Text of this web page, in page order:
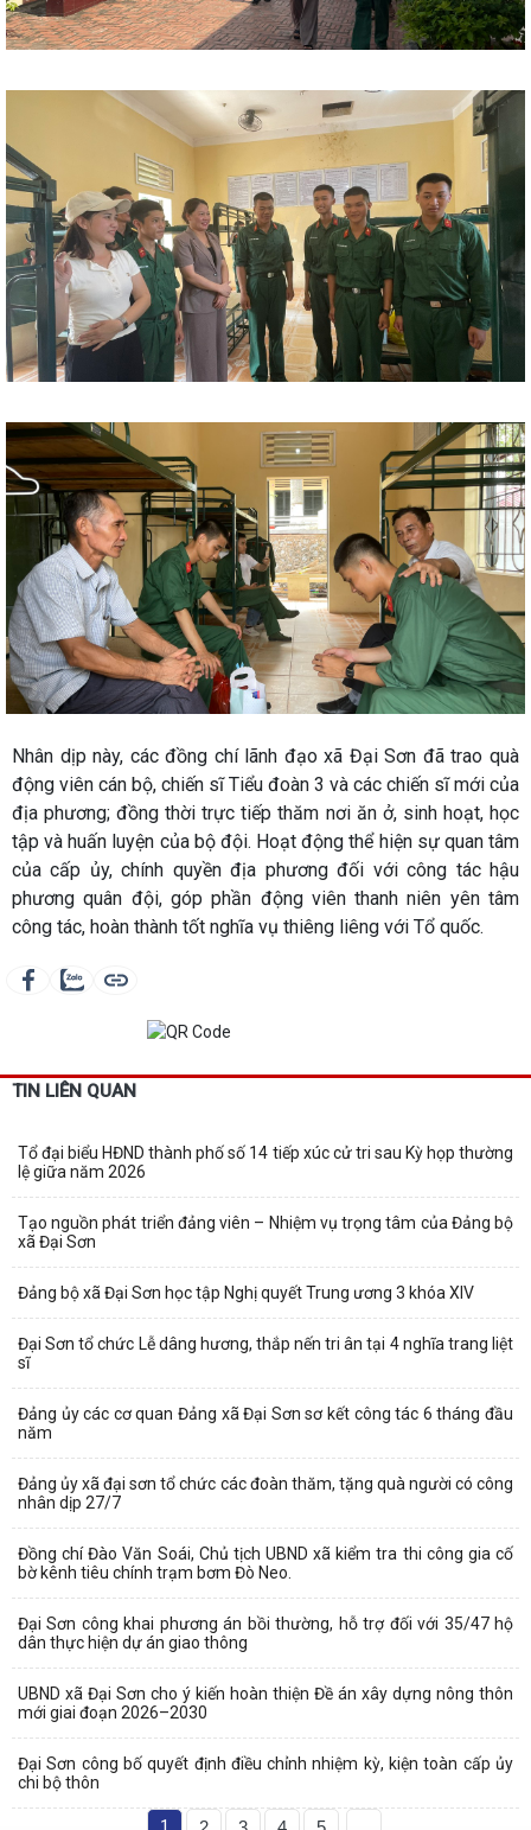
Nhân dịp này, các đồng chí lãnh đạo xã Đại Sơn đã trao quà
động viên cán bộ, chiến sĩ Tiểu đoàn 3 và các chiến sĩ mới của
địa phương; đồng thời trực tiếp thăm nơi ăn ở, sinh hoạt, học
tập và huấn luyện của bộ đội. Hoạt động thể hiện sự quan tâm
của cấp ủy, chính quyền địa phương đối với công tác hậu
phương quân đội, góp phần động viên thanh niên yên tâm
công tác, hoàn thành tốt nghĩa vụ thiêng liêng với Tổ quốc.
TIN LIÊN QUAN
Tổ đại biểu HĐND thành phố số 14 tiếp xúc cử tri sau Kỳ họp thường
lệ giữa năm 2026
Tạo nguồn phát triển đảng viên – Nhiệm vụ trọng tâm của Đảng bộ
xã Đại Sơn
Đảng bộ xã Đại Sơn học tập Nghị quyết Trung ương 3 khóa XIV
Đại Sơn tổ chức Lễ dâng hương, thắp nến tri ân tại 4 nghĩa trang liệt
sĩ
Đảng ủy các cơ quan Đảng xã Đại Sơn sơ kết công tác 6 tháng đầu
năm
Đảng ủy xã đại sơn tổ chức các đoàn thăm, tặng quà người có công
nhân dịp 27/7
Đồng chí Đào Văn Soái, Chủ tịch UBND xã kiểm tra thi công gia cố
bờ kênh tiêu chính trạm bơm Đò Neo.
Đại Sơn công khai phương án bồi thường, hỗ trợ đối với 35/47 hộ
dân thực hiện dự án giao thông
UBND xã Đại Sơn cho ý kiến hoàn thiện Đề án xây dựng nông thôn
mới giai đoạn 2026–2030
Đại Sơn công bố quyết định điều chỉnh nhiệm kỳ, kiện toàn cấp ủy
chi bộ thôn